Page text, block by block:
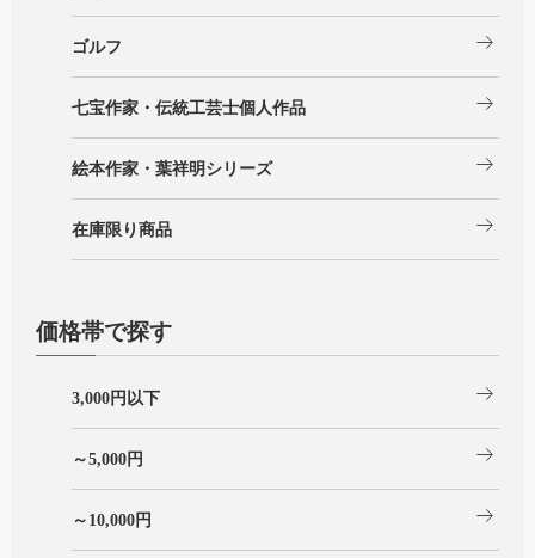
ゴルフ arrow_right_alt
七宝作家・伝統工芸士個人作品 arrow_right_alt
絵本作家・葉祥明シリーズ arrow_right_alt
在庫限り商品 arrow_right_alt
価格帯で探す
3,000円以下 arrow_right_alt
～5,000円 arrow_right_alt
～10,000円 arrow_right_alt